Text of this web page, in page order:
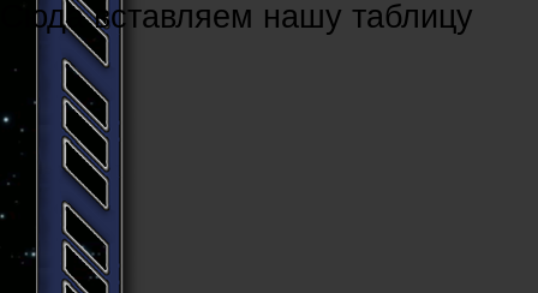
Cюда вставляем нашу таблицу